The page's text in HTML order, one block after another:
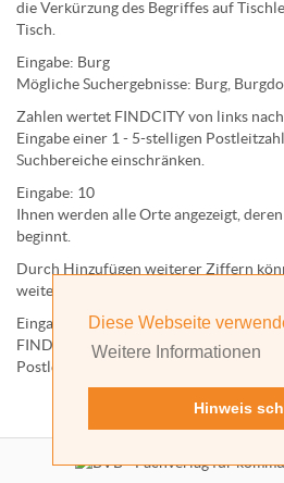
Diese Webseite
Weitere Informationen
Hinweis
die Verkürzung des Begriffes auf
Tisch
Eingabe: Burg
Mögliche Suchergebnisse: Burg Burg
Zahlen wertet FINDCITY von links
Eingabe einer 1 - 5-stelligen
Suchbereiche einschränken.
Eingabe: 10
Ihnen werden alle Orteangezeigt, deren
beginnt.
Durch Hinzufügen weiterer Ziffern
weiter einschränken.
Eingabe:
10585
FINDCITY präsentiert Ihnen
Postleitzahl gehörende Kommune; in